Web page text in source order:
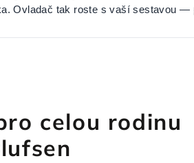
Ovladač tak roste s vaší sestavou —
celou rodinu